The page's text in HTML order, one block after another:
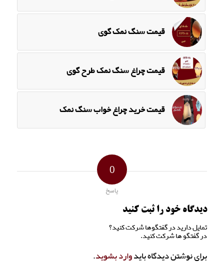
قیمت سنگ نمک گوی
قیمت چراغ سنگ نمک طرح گوی
قیمت خرید چراغ خواب سنگ نمک
0
پاسخ
دیدگاه خود را ثبت کنید
تمایل دارید در گفتگوها شرکت کنید؟
در گفتگو ها شرکت کنید.
برای نوشتن دیدگاه بایدوارد بشوید.